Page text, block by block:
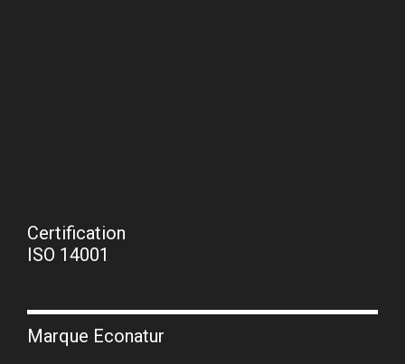
Certification
ISO 14001
Marque Econatur